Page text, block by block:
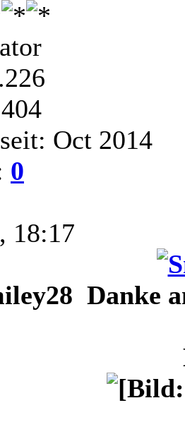
Oct 2014
0
18:17
Danke